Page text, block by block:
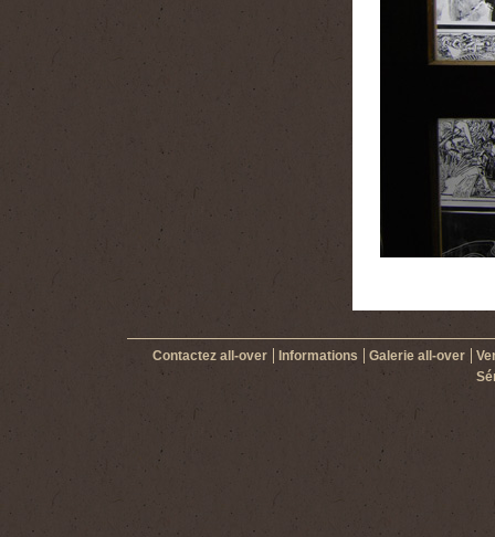
Contactez all-over Informations Galerie all-over